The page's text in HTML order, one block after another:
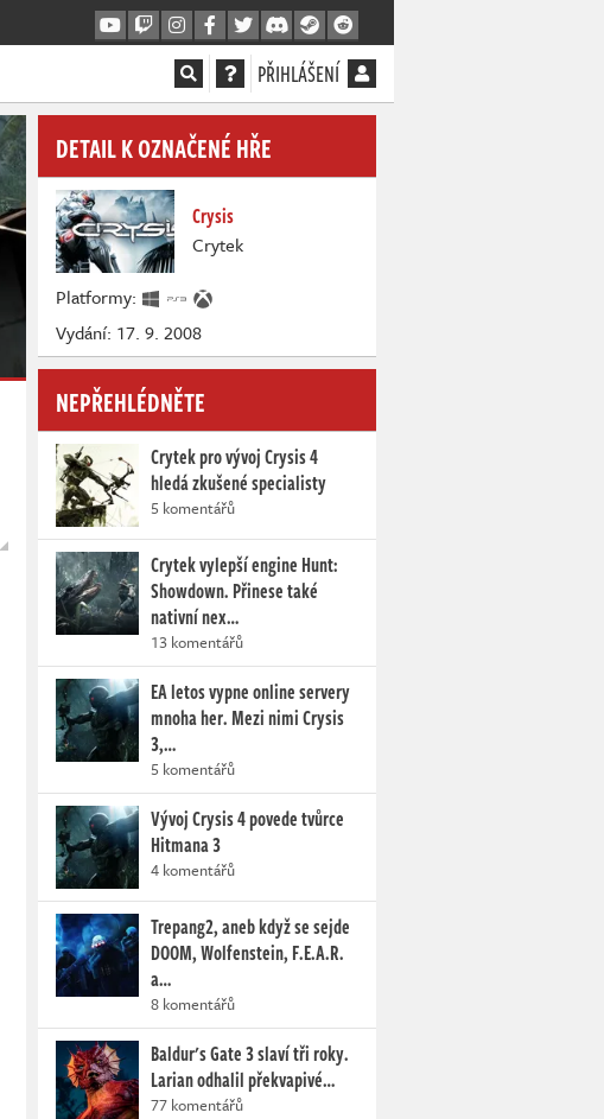
PŘIHLÁŠENÍ
DETAIL K OZNAČENÉ HŘE
Crysis
Crytek
Platformy:
Vydání: 17. 9. 2008
NEPŘEHLÉDNĚTE
Crytek pro vývoj Crysis 4
hledá zkušené specialisty
5 komentářů
Crytek vylepší engine Hunt:
Showdown. Přinese také
nativní nex…
13 komentářů
EA letos vypne online servery
mnoha her. Mezi nimi Crysis
3,…
5 komentářů
Vývoj Crysis 4 povede tvůrce
Hitmana 3
4 komentářů
Trepang2, aneb když se sejde
DOOM, Wolfenstein, F.E.A.R.
a…
8 komentářů
Baldur's Gate 3 slaví tři roky.
Larian odhalil překvapivé…
77 komentářů